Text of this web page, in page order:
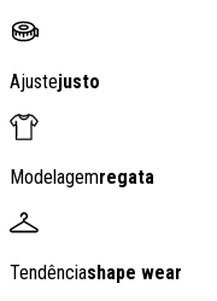
Ajustejusto
Modelagemregata
Tendênciashape wear